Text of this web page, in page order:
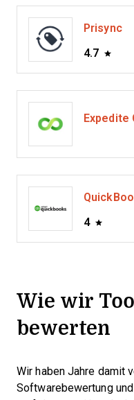
Prisync
4.7
Expedite
4
Wie wir
bewerten
Wir haben Jahre damit
Softwarebewertung